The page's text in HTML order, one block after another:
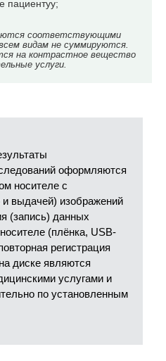
пациентуу;
соответствующими
видам не суммируются.
на контрастное вещество
услуги.
оформляются
носителе с
и выдачей) изображений
(запись) данных
(плёнка, USB-
регистрация
диске являются
услугами и
по установленным